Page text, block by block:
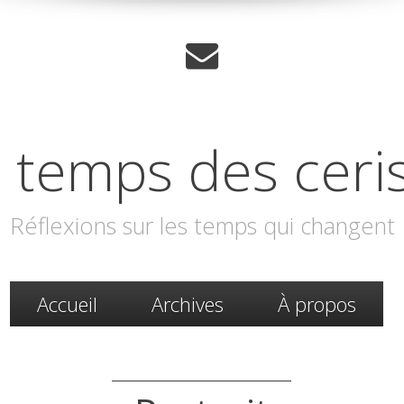
temps des
Réflexions sur les temps qui changent
Accueil Archives À propos